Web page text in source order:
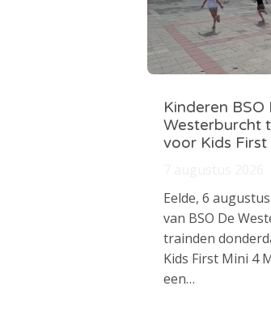
Kinderen BSO
Westerburcht
voor Kids
Eelde, 6
van BSO De
trainden
Kids First Mini 4
een…